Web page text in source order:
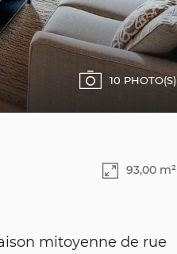
10 PHOTO(S)
93,00 m²
mitoyenne de rue